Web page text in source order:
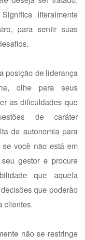
literalmente
para sentir suas
posição de liderança
olhe para seus
as dificuldades que
de caráter
de autonomia para
se você não está em
gestor e procure
que aquela
que poderão
clientes.
não se restringe